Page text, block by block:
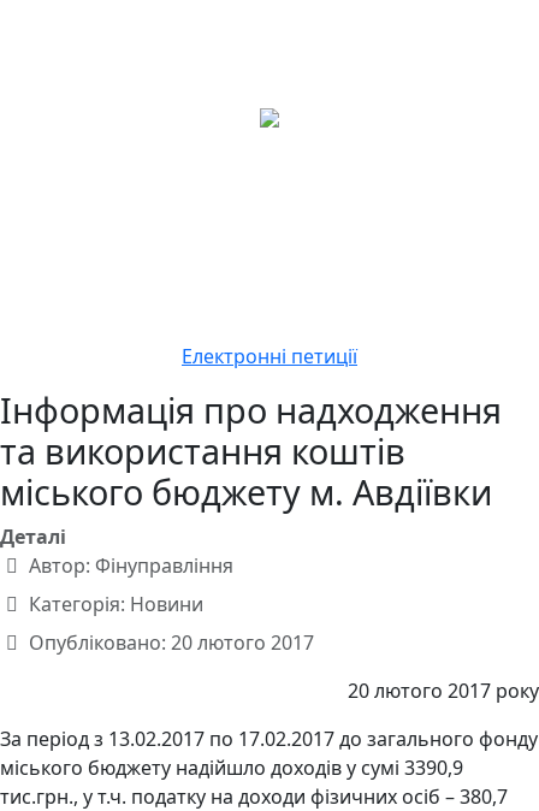
Електронні петиції
Інформація про надходження
та використання коштів
міського бюджету м. Авдіївки
Деталі
Автор: Фінуправління
Категорія: Новини
Опубліковано: 20 лютого 2017
20 лютого 2017 року
За період з 13.02.2017 по 17.02.2017 до загального фонду
міського бюджету надійшло доходів у сумі 3390,9
тис.грн., у т.ч. податку на доходи фізичних осіб – 380,7